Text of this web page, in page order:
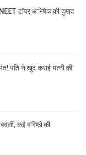
टॉपर अभिषेक की दुखद
पति ने खुद कराई पत्नी की
कई वरिष्ठों की